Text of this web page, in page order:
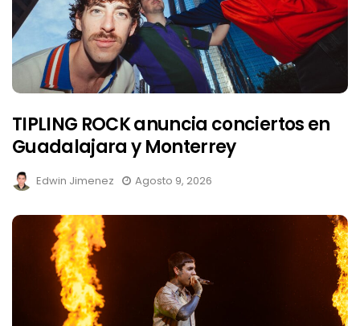
TIPLING ROCK anuncia conciertos en
Guadalajara y Monterrey
Edwin Jimenez Agosto 9, 2026